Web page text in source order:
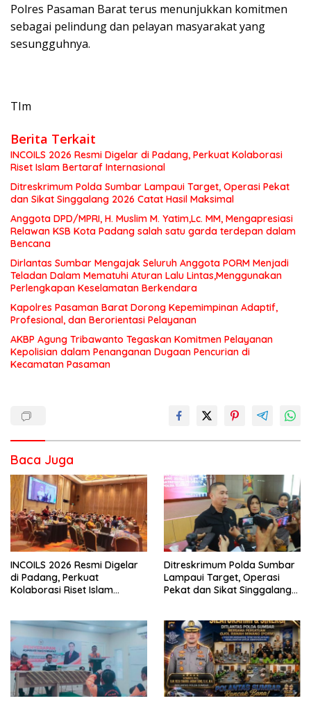
Polres Pasaman Barat terus menunjukkan komitmen
sebagai pelindung dan pelayan masyarakat yang
sesungguhnya.
TIm
Berita Terkait
INCOILS 2026 Resmi Digelar di Padang, Perkuat Kolaborasi
Riset Islam Bertaraf Internasional
Ditreskrimum Polda Sumbar Lampaui Target, Operasi Pekat
dan Sikat Singgalang 2026 Catat Hasil Maksimal
Anggota DPD/MPRI, H. Muslim M. Yatim,Lc. MM, Mengapresiasi
Relawan KSB Kota Padang salah satu garda terdepan dalam
Bencana
Dirlantas Sumbar Mengajak Seluruh Anggota PORM Menjadi
Teladan Dalam Mematuhi Aturan Lalu Lintas,Menggunakan
Perlengkapan Keselamatan Berkendara
Kapolres Pasaman Barat Dorong Kepemimpinan Adaptif,
Profesional, dan Berorientasi Pelayanan
AKBP Agung Tribawanto Tegaskan Komitmen Pelayanan
Kepolisian dalam Penanganan Dugaan Pencurian di
Kecamatan Pasaman
Baca Juga
INCOILS 2026 Resmi Digelar
di Padang, Perkuat
Kolaborasi Riset Islam
Ditreskrimum Polda Sumbar
Lampaui Target, Operasi
Pekat dan Sikat Singgalang